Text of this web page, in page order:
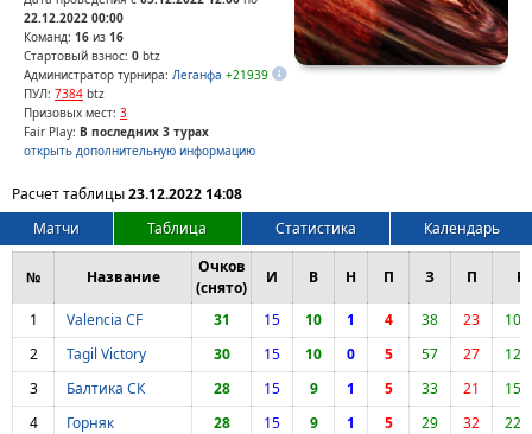
22.12.2022 00:00
Команд: 16 из 16
Стартовый взнос: 0 btz
Администратор турнира: Леганфа +21939
ПУЛ: 7384 btz
Призовых мест: 3
Fair Play: В последних 3 турах
открыть дополнительную информацию
Расчет таблицы23.12.2022 14:08
Матчи
Таблица Статистика Календарь
№ Название
Очков
(снято)
И В Н П З П Р
1 Valencia CF 31 15 10 1 4 38 23
2
Tagil Victory 30 15 10 0 5 57 27
3
Балтика СК 28 15 9 1 5 33 21
4
Горняк 28 15 9 1 5 29 32